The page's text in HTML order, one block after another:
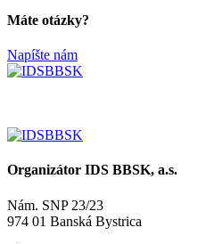
Máte otázky?
Napíšte nám
Organizátor IDS BBSK, a.s.
Nám. SNP 23/23
974 01 Banská Bystrica